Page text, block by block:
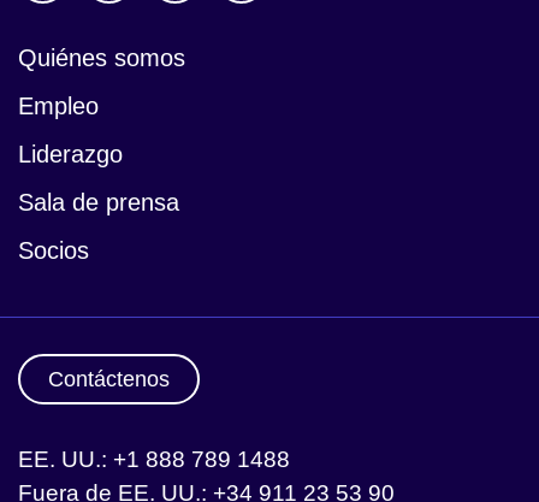
Quiénes somos
Empleo
Liderazgo
Sala de prensa
Socios
Contáctenos
EE. UU.: +1 888 789 1488
Fuera de EE. UU.: +34 911 23 53 90